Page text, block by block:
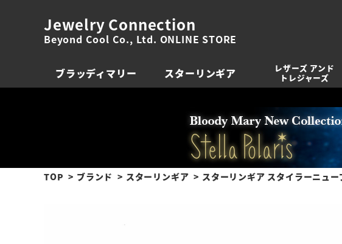
Jewelry Connection
Beyond Cool Co., Ltd. ONLINE STORE
ブラッディマリー スターリンギア
レザーズ アンド
トレジャーズ
TOP ブランド スターリンギア スターリンギア スタイラーニュ